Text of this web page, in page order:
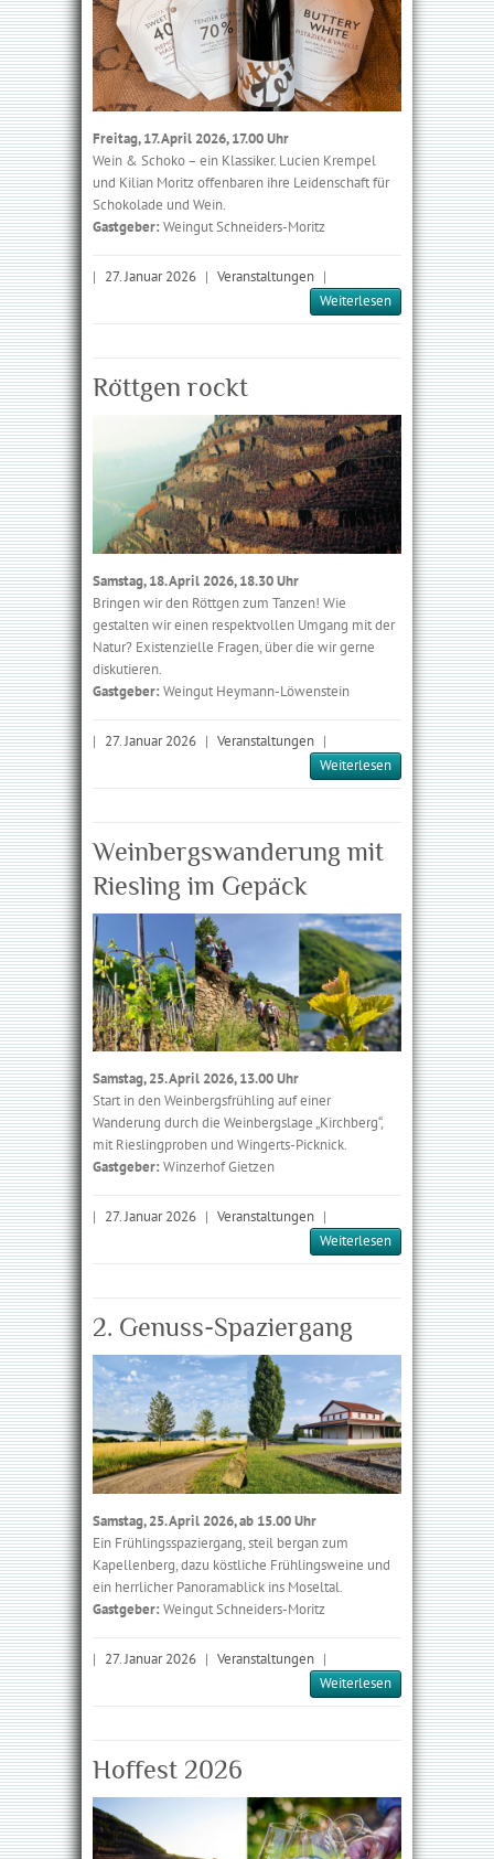
Freitag, 17. April 2026, 17.00 Uhr
Wein & Schoko – ein Klassiker. Lucien Krempel
und Kilian Moritz offenbaren ihre Leidenschaft für
Schokolade und Wein.
Gastgeber: Weingut Schneiders-Moritz
| 27. Januar 2026 | Veranstaltungen |
Weiterlesen
Röttgen rockt
Samstag, 18. April 2026, 18.30 Uhr
Bringen wir den Röttgen zum Tanzen! Wie
gestalten wir einen respektvollen Umgang mit der
Natur? Existenzielle Fragen, über die wir gerne
diskutieren.
Gastgeber: Weingut Heymann-Löwenstein
| 27. Januar 2026 | Veranstaltungen |
Weiterlesen
Weinbergswanderung mit
Riesling im Gepäck
Samstag, 25. April 2026, 13.00 Uhr
Start in den Weinbergsfrühling auf einer
Wanderung durch die Weinbergs­lage „Kirchberg“,
mit Rieslingproben und Wingerts-Picknick.
Gastgeber: Winzerhof Gietzen
| 27. Januar 2026 | Veranstaltungen |
Weiterlesen
2. Genuss-Spaziergang
Samstag, 25. April 2026, ab 15.00 Uhr
Ein Frühlingsspazier­gang, steil bergan zum
Kapellenberg, dazu köstliche Frühlings­weine und
ein herrlicher Panoramablick ins Moseltal.
Gastgeber: Weingut Schneiders-Moritz
| 27. Januar 2026 | Veranstaltungen |
Weiterlesen
Hoffest 2026